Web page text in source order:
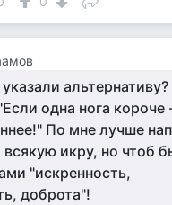
одна нога короче
По мне лучше
икру, но чтоб
"искренность,
доброта"!